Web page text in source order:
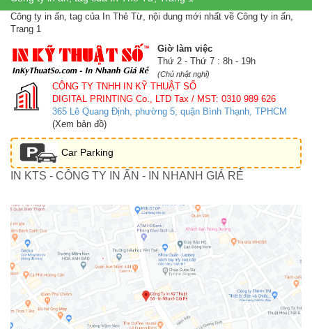
Công ty in ấn, tag của In Thẻ Từ, nội dung mới nhất về Công ty in ấn,
Trang 1
Giờ làm việc
Thứ 2 - Thứ 7 : 8h - 19h
(Chủ nhật nghỉ)
CÔNG TY TNHH IN KỸ THUẬT SỐ
DIGITAL PRINTING Co., LTD Tax / MST: 0310 989 626
365 Lê Quang Định, phường 5, quận Bình Thạnh, TPHCM
(Xem bản đồ)
Car Parking
IN KTS - CÔNG TY IN ẤN - IN NHANH GIÁ RẺ